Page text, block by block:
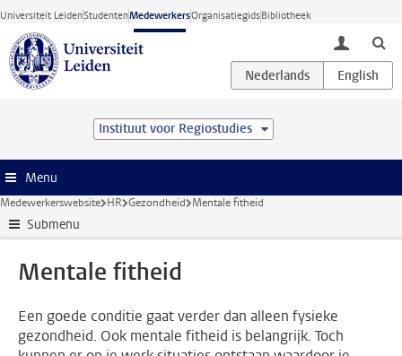
Ga direct naar de inhoud
Universiteit LeidenStudentenMedewerkersOrganisatiegidsBibliotheek
toggle
Instituut voor Regiostudies
Menu
Medewerkerswebsite HR Gezondheid Mentale fitheid
Submenu
Mentale fitheid
Een goede conditie gaat verder dan alleen fysieke
gezondheid. Ook mentale fitheid is belangrijk. Toch